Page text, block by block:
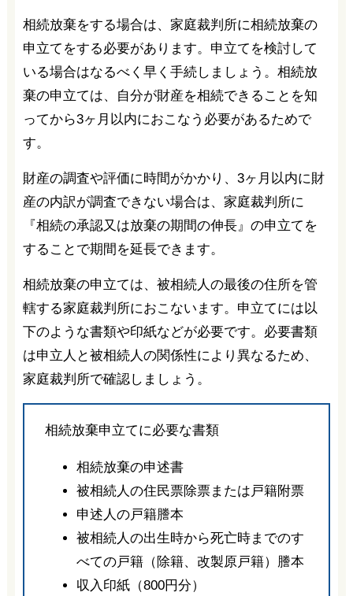
相続放棄をする場合は、家庭裁判所に相続放棄の
申立てをする必要があります。申立てを検討して
いる場合はなるべく早く手続しましょう。相続放
棄の申立ては、自分が財産を相続できることを知
ってから3ヶ月以内におこなう必要があるためで
す。
財産の調査や評価に時間がかかり、3ヶ月以内に財
産の内訳が調査できない場合は、家庭裁判所に
『相続の承認又は放棄の期間の伸長』の申立てを
することで期間を延長できます。
相続放棄の申立ては、被相続人の最後の住所を管
轄する家庭裁判所におこないます。申立てには以
下のような書類や印紙などが必要です。必要書類
は申立人と被相続人の関係性により異なるため、
家庭裁判所で確認しましょう。
相続放棄申立てに必要な書類
相続放棄の申述書
被相続人の住民票除票または戸籍附票
申述人の戸籍謄本
被相続人の出生時から死亡時までのす
べての戸籍（除籍、改製原戸籍）謄本
収入印紙（800円分）